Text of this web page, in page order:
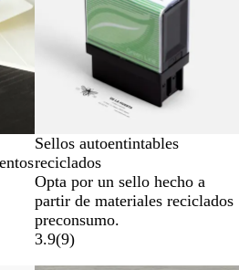
Sellos autoentintables
reciclados
Opta por un sello hecho a
partir de materiales reciclados
preconsumo.
3.9(9)